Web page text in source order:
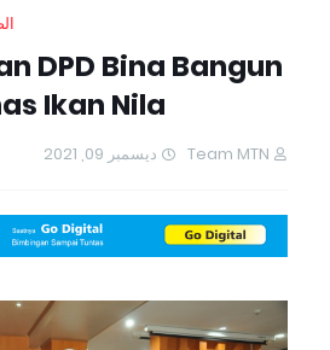
DPD Bina Bangun
Ikan Nila
Team MTN ديسمبر 09, 2021